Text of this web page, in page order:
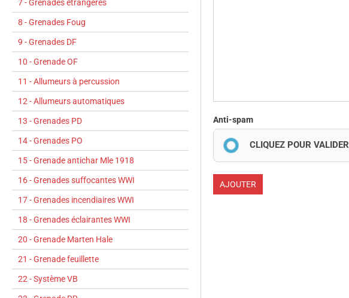
Anti-spam
CLIQUEZ POUR VALIDER
AJOUTER
7 - Grenades étrangères
8 - Grenades Foug
9 - Grenades DF
10 - Grenade OF
11 - Allumeurs à percussion
12 - Allumeurs automatiques
13 - Grenades PD
14 - Grenades PO
15 - Grenade antichar Mle 1918
16 - Grenades suffocantes WWI
17 - Grenades incendiaires WWI
18 - Grenades éclairantes WWI
20 - Grenade Marten Hale
21 - Grenade feuillette
22 - Système VB